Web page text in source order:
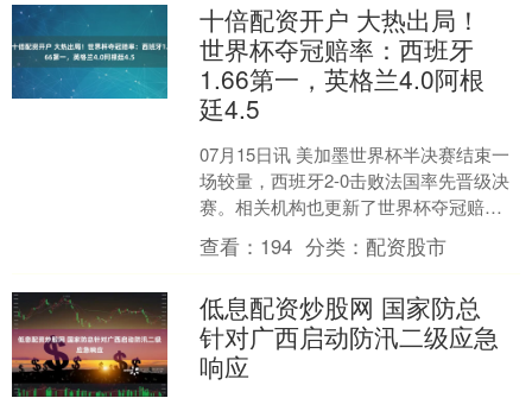
十倍配资开户 大热出局！
世界杯夺冠赔率：西班牙
1.66第一，英格兰4.0阿根
廷4.5
07月15日讯 美加墨世界杯半决赛结束一
场较量，西班牙2-0击败法国率先晋级决
赛。相关机构也更新了世界杯夺冠赔
率，在半决赛前，法国一直是夺冠赔率
最低的球队。 世....
查看： 194 分类：配资股市
低息配资炒股网 国家防总
针对广西启动防汛二级应急
响应